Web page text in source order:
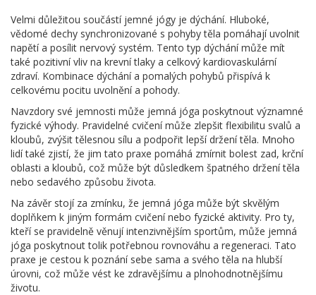
Velmi důležitou součástí jemné jógy je dýchání. Hluboké,
vědomé dechy synchronizované s pohyby těla pomáhají uvolnit
napětí a posílit nervový systém. Tento typ dýchání může mít
také pozitivní vliv na krevní tlaky a celkový kardiovaskulární
zdraví. Kombinace dýchání a pomalých pohybů přispívá k
celkovému pocitu uvolnění a pohody.
Navzdory své jemnosti může jemná jóga poskytnout významné
fyzické výhody. Pravidelné cvičení může zlepšit flexibilitu svalů a
kloubů, zvýšit tělesnou sílu a podpořit lepší držení těla. Mnoho
lidí také zjistí, že jim tato praxe pomáhá zmírnit bolest zad, krční
oblasti a kloubů, což může být důsledkem špatného držení těla
nebo sedavého způsobu života.
Na závěr stojí za zmínku, že jemná jóga může být skvělým
doplňkem k jiným formám cvičení nebo fyzické aktivity. Pro ty,
kteří se pravidelně věnují intenzivnějším sportům, může jemná
jóga poskytnout tolik potřebnou rovnováhu a regeneraci. Tato
praxe je cestou k poznání sebe sama a svého těla na hlubší
úrovni, což může vést ke zdravějšímu a plnohodnotnějšímu
životu.